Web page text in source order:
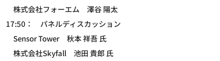
株式会社フォーエム 澤谷 陽太
17:50： パネルディスカッション
Sensor Tower 秋本 祥吾 氏
株式会社Skyfall 池田 貴郎 氏